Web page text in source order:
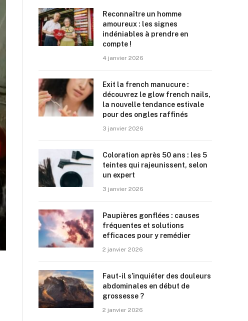
Reconnaître un homme
amoureux : les signes
indéniables à prendre en
compte !
4 janvier 2026
Exit la french manucure :
découvrez le glow french nails,
la nouvelle tendance estivale
pour des ongles raffinés
3 janvier 2026
Coloration après 50 ans : les 5
teintes qui rajeunissent, selon
un expert
3 janvier 2026
Paupières gonflées : causes
fréquentes et solutions
efficaces pour y remédier
2 janvier 2026
Faut-il s’inquiéter des douleurs
abdominales en début de
grossesse ?
2 janvier 2026